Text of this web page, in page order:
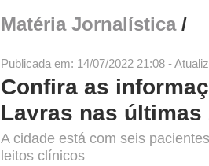
Matéria Jornalística/
Publicada em: 14/07/2022 21:08 -
Confira as
Lavras nas últimas
A cidade está com seis
leitos clínicos